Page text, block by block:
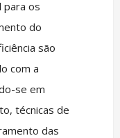
para os
do
são
com a
se em
técnicas de
das